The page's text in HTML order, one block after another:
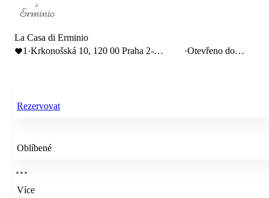
La Casa di Erminio
1 ·Krkonošská 10, 120 00 Praha 2-
·Otevřeno do
Rezervovat
Oblíbené
Více